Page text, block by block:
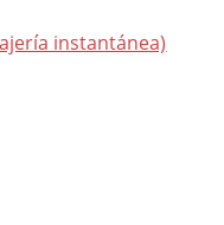
instantánea)